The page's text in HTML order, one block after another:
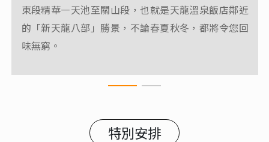
東段精華—天池至關山段，也就是天龍溫泉飯店鄰近
的「新天龍八部」勝景，不論春夏秋冬，都將令您回
味無窮。
特別安排